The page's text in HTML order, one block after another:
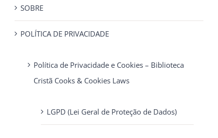
SOBRE
POLÍTICA DE PRIVACIDADE
Política de Privacidade e Cookies – Biblioteca
Cristã Cooks & Cookies Laws
LGPD (Lei Geral de Proteção de Dados)